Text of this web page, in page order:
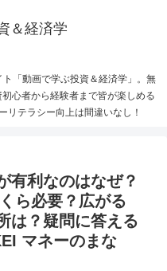
＆経済学
「動画で学ぶ投資＆経済学」。無
心者から経験者まで皆が楽しめる
リテラシー向上は間違いなし！
有利なのはなぜ？
ら必要？広がる
は？疑問に答える
マネーのまな